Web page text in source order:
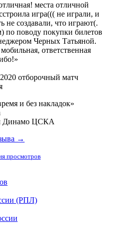
места отличной
игра((( не играли, и
не создавали, что играют(.
по поводу покупки билетов
Черных Татьяной.
ответственная
отборочный матч
и без накладок»
Динамо ЦСКА
→
просмотров
(РПЛ)